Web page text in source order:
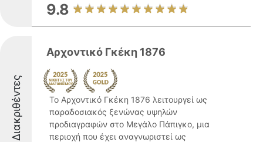
9.8
Διακριθέντες
Αρχοντικό Γκέκη 1876
Το Αρχοντικό Γκέκη 1876 λειτουργεί ως
παραδοσιακός ξενώνας υψηλών
προδιαγραφών στο Μεγάλο Πάπιγκο, μια
περιοχή που έχει αναγνωριστεί ως